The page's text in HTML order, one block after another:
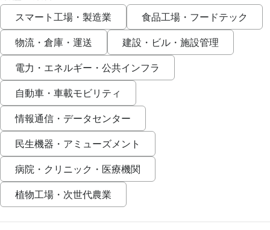
スマート工場・製造業 食品工場・フードテック
物流・倉庫・運送 建設・ビル・施設管理
電力・エネルギー・公共インフラ
自動車・車載モビリティ
情報通信・データセンター
民生機器・アミューズメント
病院・クリニック・医療機関
植物工場・次世代農業